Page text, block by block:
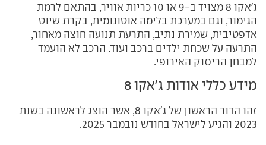
ג'אקו 8 מצויד ב-9 או 10 כריות אוויר, בהתאם לרמת
הגימור, וגם במערכת בלימה אוטונומית, בקרת שיוט
אדפטיבית, שמירת נתיב, התרעת תנועה חוצה מאחור,
התרעה על שכחת ילדים ברכב ועוד. הרכב לא הועמד
למבחן הריסוק האירופי.
מידע כללי אודות ג'אקו 8
זהו הדור הראשון של ג'אקו 8, אשר הוצג לראשונה בשנת
2023 והגיע לישראל בחודש נובמבר 2025.